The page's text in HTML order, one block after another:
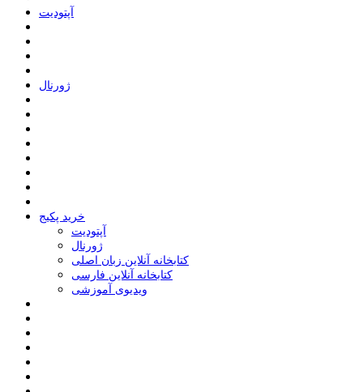
ﺁﭘﺘﻮﺩﯾﺖ
ﮊﻭﺭﻧﺎﻝ
خرید پکیج
ﺁﭘﺘﻮﺩﯾﺖ
ﮊﻭﺭﻧﺎﻝ
کتابخانه آنلاین زبان اصلی
کتابخانه آنلاین فارسی
ویدیوی آموزشی